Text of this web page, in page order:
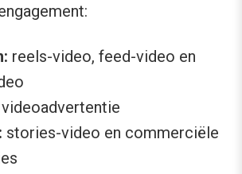
reels-video, feed-video en
videoadvertentie
stories-video en commerciële